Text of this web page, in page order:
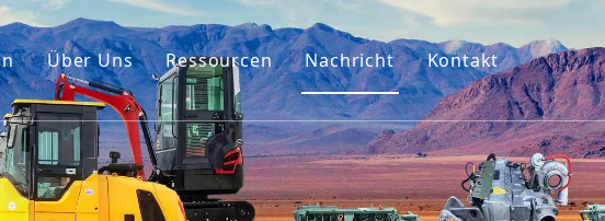
Über Uns
Unsere Geschichte
Unser Vorteil
Ressourcen
Führer
FAQ
Videos
Nachricht Kontakt